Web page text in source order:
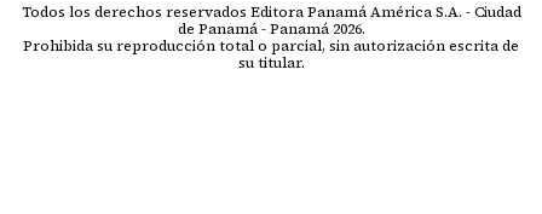
Todos los derechos reservados Editora Panamá América S.A. - Ciudad
de Panamá - Panamá 2026.
Prohibida su reproducción total o parcial, sin autorización escrita de
su titular.